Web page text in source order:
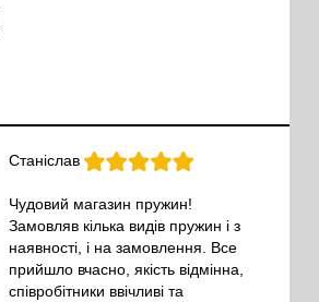
Станіслав
Чудовий магазин пружин!
Замовляв кілька видів пружин і з
наявності, і на замовлення. Все
прийшло вчасно, якість відмінна,
співробітники ввічливі та